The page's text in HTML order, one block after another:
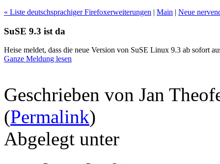
« Liste deutschsprachiger Firefoxerweiterungen | Main | Neue
SuSE 9.3 ist da
Heise meldet, dass die neue Version von SuSE Linux 9.3 ab sofort
Ganze Meldung lesen
Geschrieben von Jan
(Permalink)
Abgelegt unter